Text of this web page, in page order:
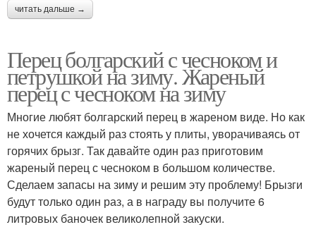
читать дальше →
Перец болгарский с чесноком и
петрушкой на зиму. Жареный
перец с чесноком на зиму
Многие любят болгарский перец в жареном виде. Но как
не хочется каждый раз стоять у плиты, уворачиваясь от
горячих брызг. Так давайте один раз приготовим
жареный перец с чесноком в большом количестве.
Сделаем запасы на зиму и решим эту проблему! Брызги
будут только один раз, а в награду вы получите 6
литровых баночек великолепной закуски.